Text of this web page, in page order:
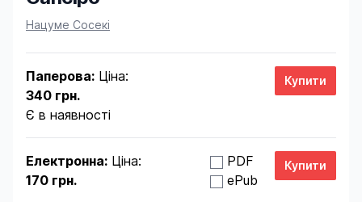
Product information
Нацуме Сосекі
Паперова: Ціна:
340 грн.
Є в наявності
Електронна: Ціна:
170 грн.
PDF
ePub